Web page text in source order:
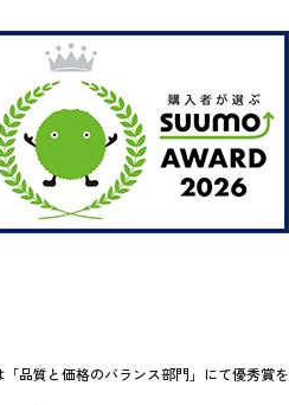
品質と価格のバランス部門」にて優秀賞を